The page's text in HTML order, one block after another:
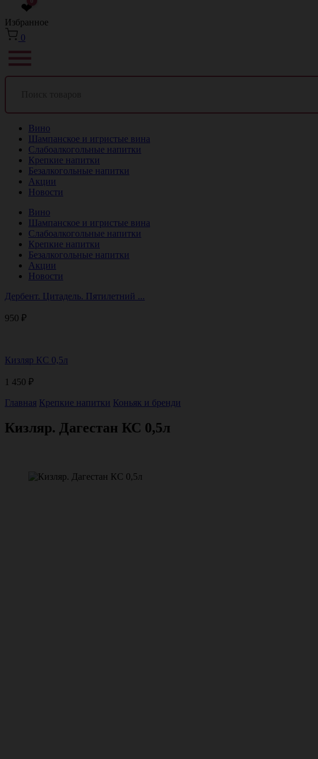
❤
Избранное
0
Вино
Шампанское и игристые вина
Слабоалкогольные напитки
Крепкие напитки
Безалкогольные напитки
Акции
Новости
Вино
Шампанское и игристые вина
Слабоалкогольные напитки
Крепкие напитки
Безалкогольные напитки
Акции
Новости
Дербент. Цитадель. Пятилетний ...
950 ₽
Кизляр КС 0,5л
1 450 ₽
Главная Крепкие напитки Коньяк и бренди
Кизляр. Дагестан КС 0,5л